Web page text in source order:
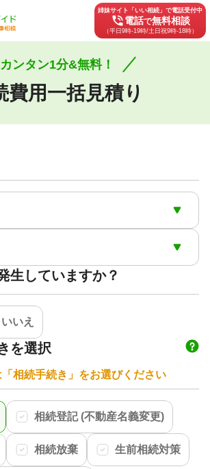
姉妹サイト「いい相続」で電話受付中
phone_in_talk電話で無料相談
（平日9時-19時/土日祝9時-18時）
カンタン1分&無料！
費用一括見積り
生していますか？
いいえ
を選択
相続手続き」をお選びください
相続登記 (不動産名義変更)
相続放棄 生前相続対策